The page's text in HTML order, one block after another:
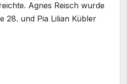
Agnes Reisch wurde
28. und Pia Lilian Kübler